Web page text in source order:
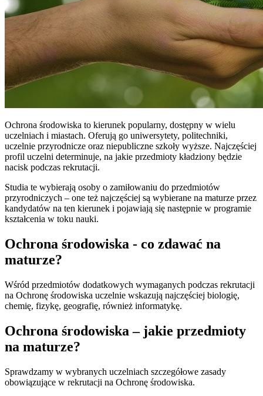
Ochrona środowiska to kierunek popularny, dostępny w wielu
uczelniach i miastach. Oferują go uniwersytety, politechniki,
uczelnie przyrodnicze oraz niepubliczne szkoły wyższe. Najczęściej
profil uczelni determinuje, na jakie przedmioty kładziony będzie
nacisk podczas rekrutacji.
Studia te wybierają osoby o zamiłowaniu do przedmiotów
przyrodniczych – one też najczęściej są wybierane na maturze przez
kandydatów na ten kierunek i pojawiają się następnie w programie
kształcenia w toku nauki.
Ochrona środowiska - co zdawać na
maturze?
Wśród przedmiotów dodatkowych wymaganych podczas rekrutacji
na Ochronę środowiska uczelnie wskazują najczęściej biologię,
chemię, fizykę, geografię, również informatykę.
Ochrona środowiska – jakie przedmioty
na maturze?
Sprawdzamy w wybranych uczelniach szczegółowe zasady
obowiązujące w rekrutacji na Ochronę środowiska.